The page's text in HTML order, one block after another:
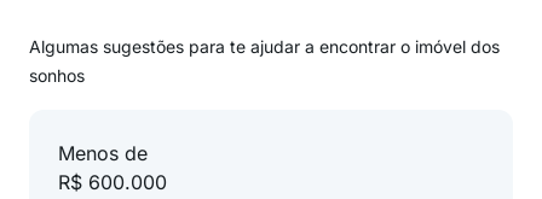
Algumas sugestões para te ajudar a encontrar o imóvel dos
sonhos
Menos de
R$ 600.000